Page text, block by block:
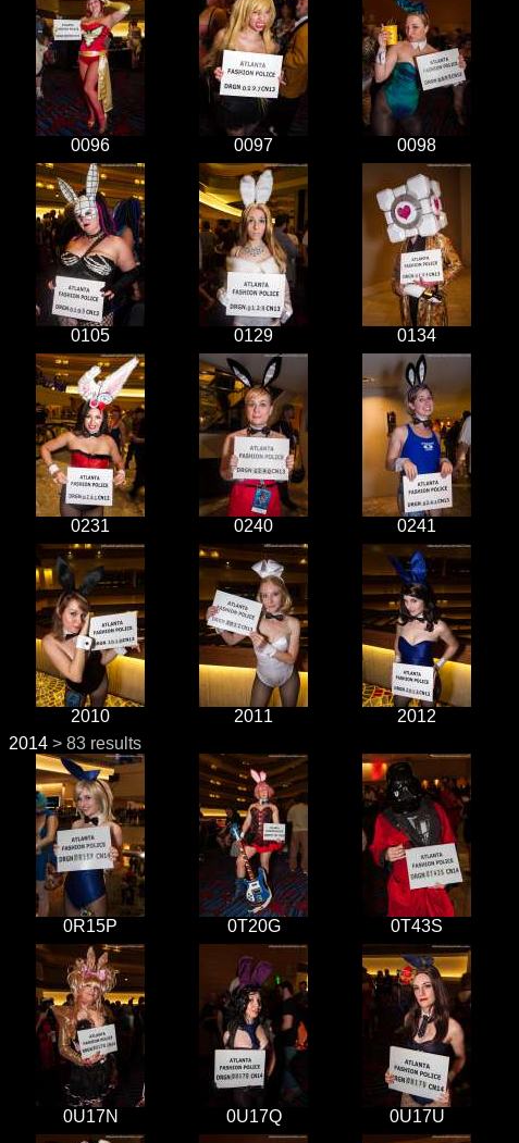
0096 0097 0098
0105 0129 0134
0231 0240 0241
2010 2011 2012
2014 > 83 results
0R15P 0T20G 0T43S
0U17N 0U17Q 0U17U